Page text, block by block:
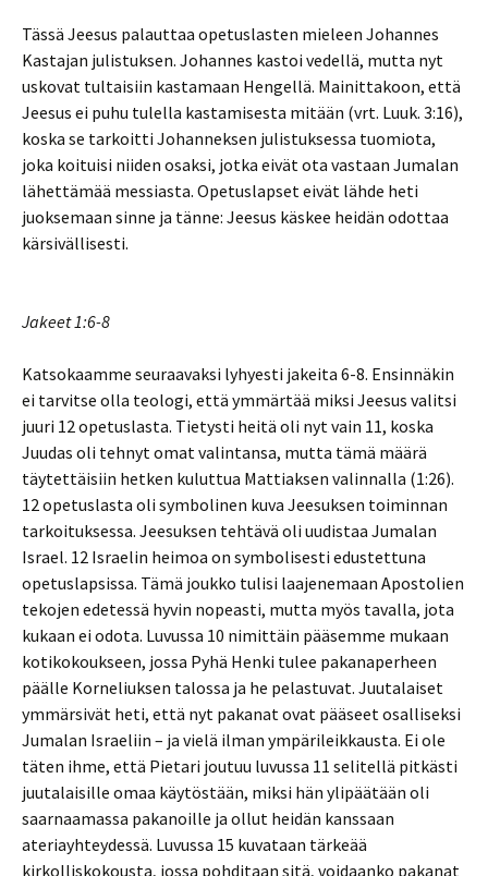
Tässä Jeesus palauttaa opetuslasten mieleen Johannes
Kastajan julistuksen. Johannes kastoi vedellä, mutta nyt
uskovat tultaisiin kastamaan Hengellä. Mainittakoon, että
Jeesus ei puhu tulella kastamisesta mitään (vrt. Luuk. 3:16),
koska se tarkoitti Johanneksen julistuksessa tuomiota,
joka koituisi niiden osaksi, jotka eivät ota vastaan Jumalan
lähettämää messiasta. Opetuslapset eivät lähde heti
juoksemaan sinne ja tänne: Jeesus käskee heidän odottaa
kärsivällisesti.
Jakeet 1:6-8
Katsokaamme seuraavaksi lyhyesti jakeita 6-8. Ensinnäkin
ei tarvitse olla teologi, että ymmärtää miksi Jeesus valitsi
juuri 12 opetuslasta. Tietysti heitä oli nyt vain 11, koska
Juudas oli tehnyt omat valintansa, mutta tämä määrä
täytettäisiin hetken kuluttua Mattiaksen valinnalla (1:26).
12 opetuslasta oli symbolinen kuva Jeesuksen toiminnan
tarkoituksessa. Jeesuksen tehtävä oli uudistaa Jumalan
Israel. 12 Israelin heimoa on symbolisesti edustettuna
opetuslapsissa. Tämä joukko tulisi laajenemaan Apostolien
tekojen edetessä hyvin nopeasti, mutta myös tavalla, jota
kukaan ei odota. Luvussa 10 nimittäin pääsemme mukaan
kotikokoukseen, jossa Pyhä Henki tulee pakanaperheen
päälle Korneliuksen talossa ja he pelastuvat. Juutalaiset
ymmärsivät heti, että nyt pakanat ovat pääseet osalliseksi
Jumalan Israeliin – ja vielä ilman ympärileikkausta. Ei ole
täten ihme, että Pietari joutuu luvussa 11 selitellä pitkästi
juutalaisille omaa käytöstään, miksi hän ylipäätään oli
saarnaamassa pakanoille ja ollut heidän kanssaan
ateriayhteydessä. Luvussa 15 kuvataan tärkeää
kirkolliskokousta, jossa pohditaan sitä, voidaanko pakanat